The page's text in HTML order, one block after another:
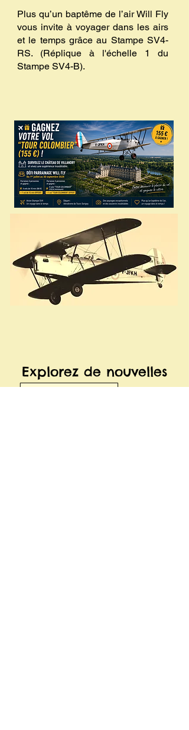
Plus qu’un baptême de l’air Will Fly
vous invite à voyager dans les airs
et le temps grâce au Stampe SV4-
RS. (Réplique à l'échelle 1 du
Stampe SV4-B).
Explorez de nouvelles